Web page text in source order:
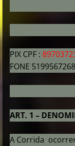
PIX CPF :
FONE
ART. 1 –
A Corrida